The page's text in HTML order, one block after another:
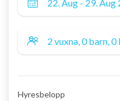
Hyresbelopp